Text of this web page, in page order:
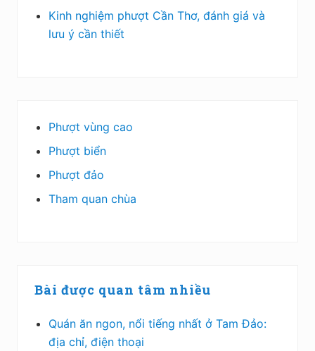
Kinh nghiệm phượt Cần Thơ, đánh giá và
lưu ý cần thiết
Phượt vùng cao
Phượt biển
Phượt đảo
Tham quan chùa
Bài được quan tâm nhiều
Quán ăn ngon, nổi tiếng nhất ở Tam Đảo:
địa chỉ, điện thoại